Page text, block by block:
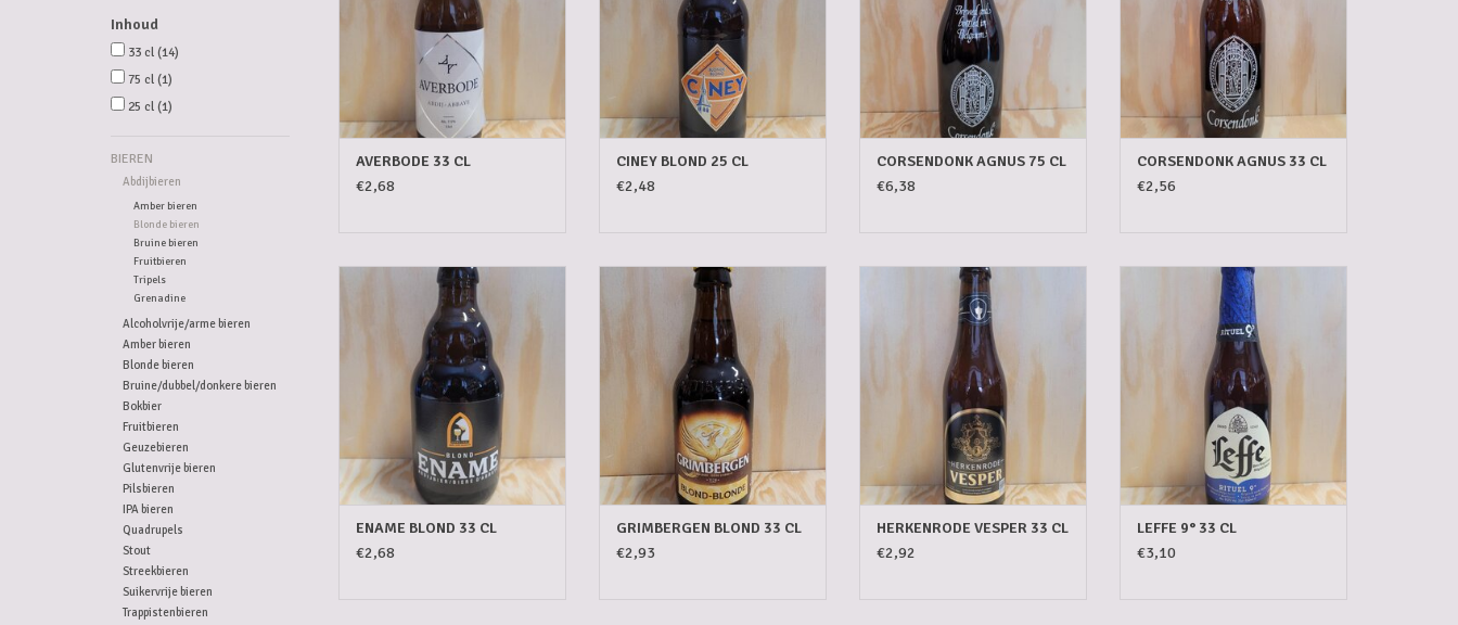
Inhoud
33 cl (14)
75 cl (1)
25 cl (1)
BIEREN
Abdijbieren
Amber bieren
Blonde bieren
Bruine bieren
Fruitbieren
Tripels
Grenadine
Alcoholvrije/arme bieren
Amber bieren
Blonde bieren
Bruine/dubbel/donkere bieren
Bokbier
Fruitbieren
Geuzebieren
Glutenvrije bieren
Pilsbieren
IPA bieren
Quadrupels
Stout
Streekbieren
Suikervrije bieren
Trappistenbieren
AVERBODE 33 CL
€2,68
CINEY BLOND 25 CL
€2,48
CORSENDONK AGNUS 75 CL
€6,38
CORSENDONK AGNUS 33 CL
€2,56
ENAME BLOND 33 CL
TOEVOEGEN AAN WINKELWAGEN
ENAME BLOND 33 CL
€2,68
GRIMBERGEN BLOND 33 CL
TOEVOEGEN AAN WINKELWAGEN
GRIMBERGEN BLOND 33 CL
€2,93
HERKENRODE VESPER 33 CL
TOEVOEGEN AAN WINKELWAGEN
HERKENRODE VESPER 33 CL
€2,92
LEFFE RITUEL 9° 33 CL
TOEVOEGEN AAN WINKELWAGEN
LEFFE 9° 33 CL
€3,10